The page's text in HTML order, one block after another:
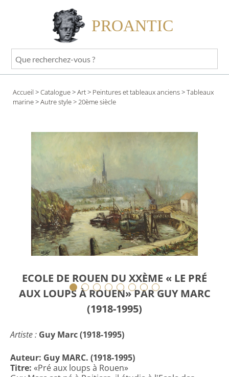
PROANTIC
Que
recherchez-
?
Accueil >Catalogue>Art> Peintures et tableaux anciens>Tableaux
marine>Autre style> 20ème siècle
ECOLE DE ROUEN DU XXÈME « LE PRÉ
AUX LOUPS À ROUEN» PAR GUY MARC
(1918-1995)
Artiste : Guy Marc (1918-1995)
Auteur: Guy MARC. (1918-1995)
Titre: «Pré aux loups à Rouen»